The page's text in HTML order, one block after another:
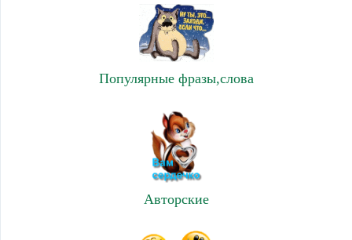
Популярные фразы,слова
Авторские